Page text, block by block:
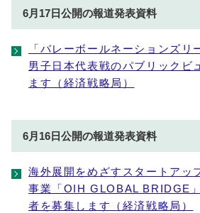
6月17日公開の報道発表資料
「バレーボールネーションズリ
男子日本代表戦のパブリックビ
ます（経済戦略局）
6月16日公開の報道発表資料
海外展開をめざすスタートアッ
事業「OIH GLOBAL BRIDGE
者を募集します（経済戦略局）